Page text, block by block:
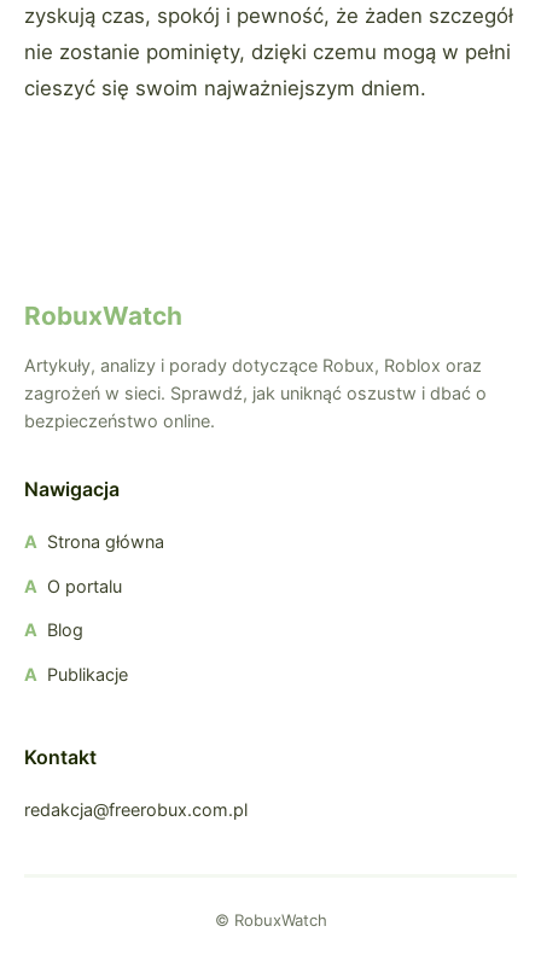
zyskują czas, spokój i pewność, że żaden szczegół
nie zostanie pominięty, dzięki czemu mogą w pełni
cieszyć się swoim najważniejszym dniem.
RobuxWatch
Artykuły, analizy i porady dotyczące Robux, Roblox oraz
zagrożeń w sieci. Sprawdź, jak uniknąć oszustw i dbać o
bezpieczeństwo online.
Nawigacja
Strona główna
O portalu
Blog
Publikacje
Kontakt
redakcja@freerobux.com.pl
© RobuxWatch